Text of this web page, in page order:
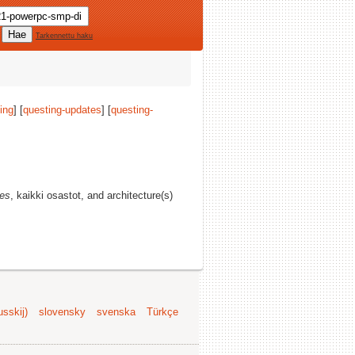
Tarkennettu haku
] [questing-updates] [questing-
, kaikki osastot, and architecture(s)
slovensky svenska
Türkçe